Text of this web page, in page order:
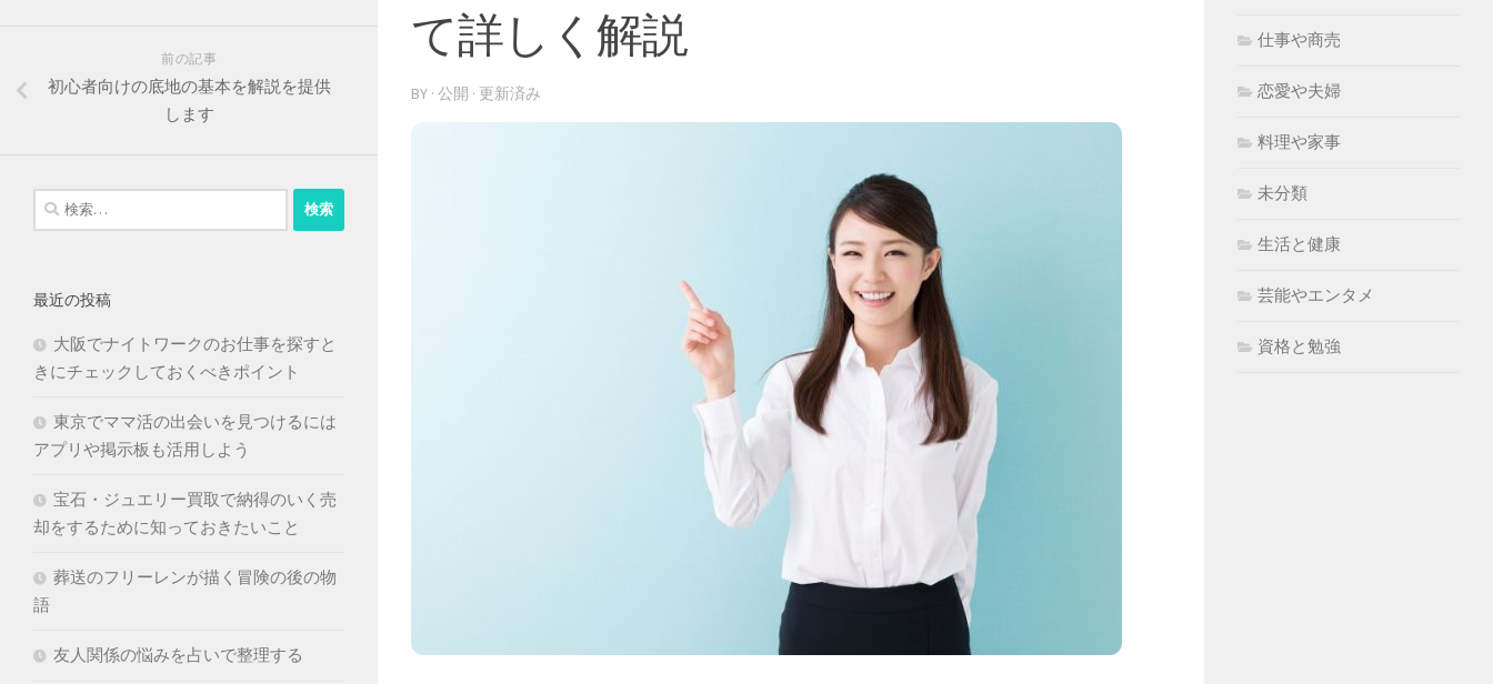
て詳しく解説
BY · 公開 · 更新済み
前の記事
初心者向けの底地の基本を解説を提供
します
検
索:
最近の投稿
大阪でナイトワークのお仕事を探すと
きにチェックしておくべきポイント
東京でママ活の出会いを見つけるには
アプリや掲示板も活用しよう
宝石・ジュエリー買取で納得のいく売
却をするために知っておきたいこと
葬送のフリーレンが描く冒険の後の物
語
友人関係の悩みを占いで整理する
仕事や商売
恋愛や夫婦
料理や家事
未分類
生活と健康
芸能やエンタメ
資格と勉強